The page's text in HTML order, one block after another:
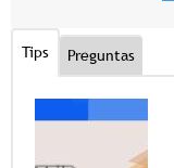
Tips Preguntas